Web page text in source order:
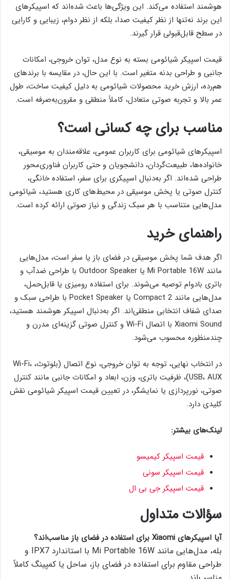
هوشمند استفاده می‌کند. این ویژگی‌ها باعث شده‌اند که اسپیکرهای
این برند نه‌تنها از نظر کیفیت صدا، بلکه از نظر دوام، زیبایی و کارایی
در سطح قابل‌قبولی قرار گیرند.
قیمت اسپیکر شیائومی بسته به نوع مدل، توان خروجی، امکانات
جانبی و طراحی بدنه متغیر است. با این حال، در مقایسه با برندهای
هم‌رده، ارزش خرید محصولات شیائومی به دلیل کیفیت ساخت، طول
عمر بالا و تجربه صوتی متعادل، کاملاً منطقی و مقرون‌به‌صرفه است.
مناسب برای چه کسانی است؟
اسپیکرهای شیائومی برای کاربران عمومی، علاقه‌مندان به موسیقی،
خانواده‌ها، طبیعت‌گردان، دانشجویان و حتی کاربران فناوری‌محور
طراحی شده‌اند. اگر به‌دنبال اسپیکری برای سفر، استفاده خانگی،
کنترل صوتی یا پخش موسیقی در محیط‌های کاری هستید، شیائومی
مدل‌هایی متناسب با هر سبک زندگی و نیاز صوتی ارائه کرده است.
راهنمای خرید
اگر هدف شما پخش موسیقی در فضای باز یا سفر است، مدل‌هایی
مانند Mi Portable 16W یا Outdoor Speaker با طراحی ضدآب و
باتری بادوام توصیه می‌شوند. برای استفاده رومیزی یا قابل‌حمل،
مدل‌هایی مانند Compact 2 یا Pocket Speaker با طراحی سبک و
صدای شفاف انتخابی منطقی‌اند. اگر به‌دنبال اسپیکر هوشمند هستید،
Xiaomi Sound با اتصال Wi-Fi و کنترل صوتی گزینه‌ای مدرن و
چندمنظوره محسوب می‌شود.
در انتخاب نهایی، توجه به توان خروجی، نوع اتصال (بلوتوث، Wi-Fi،
USB، AUX)، ظرفیت باتری، وزن، ابعاد و امکانات جانبی مانند کنترل
صوتی، نورپردازی یا نمایشگر، در تعیین قیمت اسپیکر شیائومی نقش
کلیدی دارد.
لینک‌های بیشتر:
قیمت اسپیکر کیمیسو
قیمت اسپیکر سونی
قیمت اسپیکر جی بی ال
سؤالات متداول
آیا اسپیکرهای Xiaomi برای استفاده در فضای باز مناسب‌اند؟
بله، مدل‌هایی مانند Mi Portable 16W با استاندارد IPX7 و
طراحی مقاوم برای استفاده در فضای باز، ساحل یا کمپینگ کاملاً